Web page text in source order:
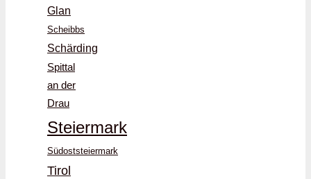
Glan
Scheibbs
Schärding
Spittal
an der
Drau
Steiermark
Südoststeiermark
Tirol